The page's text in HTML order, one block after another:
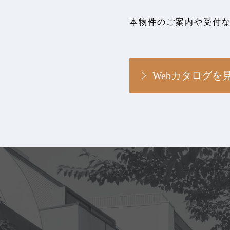
本物件のご案内や受付
Webカタログを